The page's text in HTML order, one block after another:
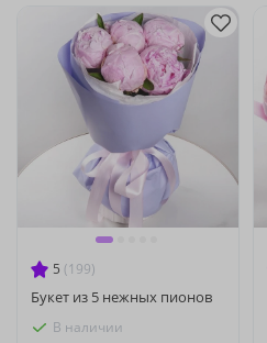
5 (199)
Букет из 5 нежных пионов
В наличии